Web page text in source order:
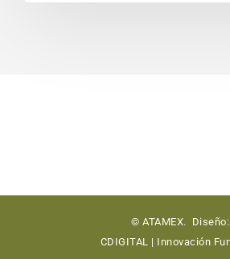
© ATAMEX. Diseño:
CDIGITAL | Innovación